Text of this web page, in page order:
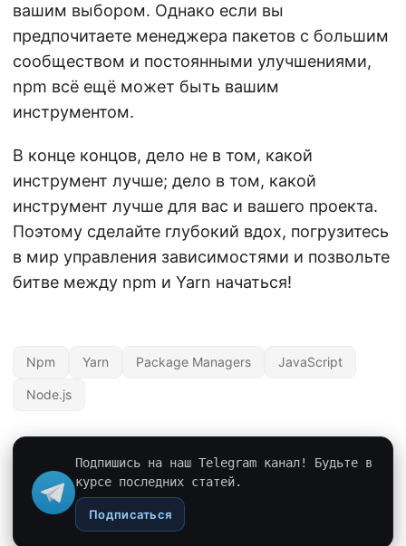
вашим выбором. Однако если вы
предпочитаете менеджера пакетов с большим
сообществом и постоянными улучшениями,
npm всё ещё может быть вашим
инструментом.
В конце концов, дело не в том, какой
инструмент лучше; дело в том, какой
инструмент лучше для вас и вашего проекта.
Поэтому сделайте глубокий вдох, погрузитесь
в мир управления зависимостями и позвольте
битве между npm и Yarn начаться!
Npm Yarn Package Managers JavaScript
Node.js
Подпишись на наш Telegram канал! Будьте в
курсе последних статей.
Подписаться